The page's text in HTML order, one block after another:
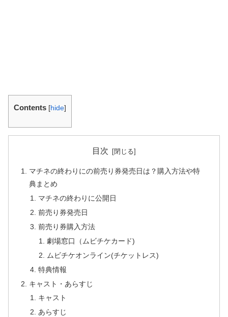
Contents [hide]
目次
マチネの終わりにの前売り券発売日は？購入方法や特
典まとめ
マチネの終わりに公開日
前売り券発売日
前売り券購入方法
劇場窓口（ムビチケカード)
ムビチケオンライン(チケットレス)
特典情報
キャスト・あらすじ
キャスト
あらすじ